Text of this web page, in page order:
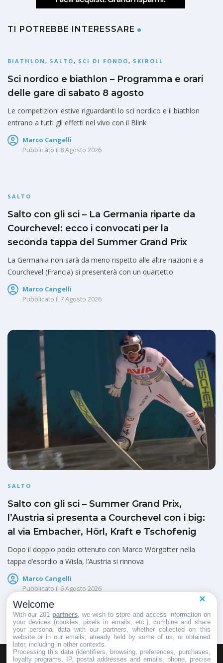
TI POTREBBE INTERESSARE
BIATHLON , SALTO, SCI DI FONDO, SKIROLL
Sci nordico e biathlon – Programma e orari
delle gare di sabato 8 agosto
Le competizioni estive riguardanti lo sci nordico e il biathlon
entrano a tutti gli effetti nel vivo con il Blink
Marco Cangelli
Pubblicato il 8 Agosto 2026
SALTO
Salto con gli sci – La Germania riparte da
Courchevel: ecco i convocati per la
seconda tappa del Summer Grand Prix
La Germania non sarà da meno rispetto alle altre nazioni e a
Courchevel (Francia) si presenterà con un quartetto
Marco Cangelli
Pubblicato il 7 Agosto 2026
SALTO
Salto con gli sci – Summer Grand Prix,
l’Austria si presenta a Courchevel con i big:
al via Embacher, Hörl, Kraft e Tschofenig
Dopo il doppio podio ottenuto con Marco Wörgötter nella
tappa d’esordio a Wisla, l’Austria si rinnova
Marco Cangelli
Pubblicato il 6 Agosto 2026
Welcome
With our 201 partners , we wish to store and access information on
your devices (cookies, pixels in emails, etc.), combine and share
your personal data with our partners, whether collected on this
website or in our emails, already held by some of us, or obtained
later, including in other contexts.
Processing this data (identifiers, browsing, preferences, purchases,
loyalty programs, IP, postal addresses and emails, phone, precise